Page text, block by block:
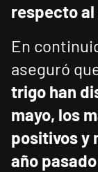
respecto al
En
aseguró
trigo han
mayo, los
positivos y
año